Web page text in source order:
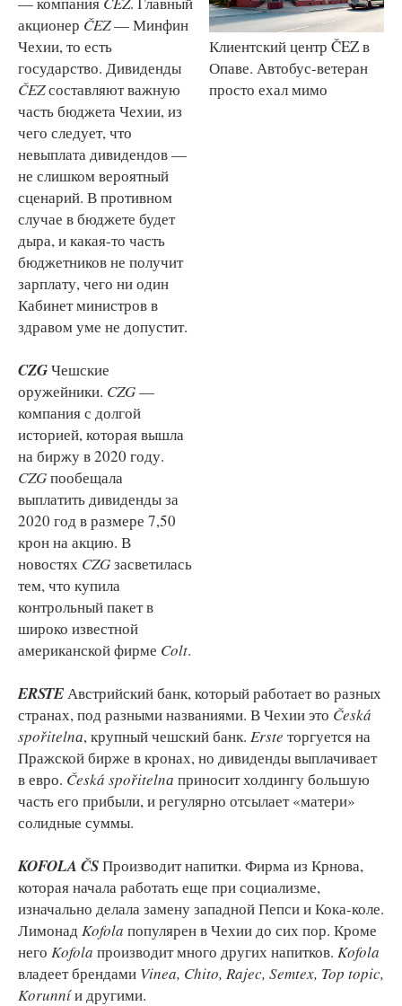
акционер ČEZ— Минфин
Чехии, то есть
государство. Дивиденды
ČEZсоставляют важную
часть бюджета Чехии, из
чего следует, что
невыплата дивидендов —
не слишком вероятный
сценарий. В противном
случае в бюджете будет
дыра, и какая-то часть
бюджетников не получит
зарплату, чего ни один
Кабинет министров в
здравом уме не допустит.
CZGЧешские
оружейники. CZG—
компания с долгой
историей, которая вышла
на биржу в 2020 году.
CZGпообещала
выплатить дивиденды за
2020 год в размере 7,50
крон на акцию. В
новостях CZGзасветилась
тем, что купила
контрольный пакет в
широко известной
американской фирме Colt.
Клиентский центр ČEZ в
Опаве. Автобус-ветеран
просто ехал мимо
ERSTEАвстрийский банк, который работает во разных
странах, под разными названиями. В Чехии это Česká
spořitelnа, крупный чешский банк. Erste торгуется на
Пражской бирже в кронах, но дивиденды выплачивает
в евро. Česká spořitelnа приносит холдингу большую
часть его прибыли, и регулярно отсылает «матери»
солидные суммы.
KOFOLA ČSПроизводит напитки. Фирма из Крнова,
которая начала работать еще при социализме,
изначально делала замену западной Пепси и Кока-коле.
ЛимонадKofola популярен в Чехии до сих пор. Кроме
него Kofola производит много других напитков. Kofola
владеет брендами Vinea, Chito, Rajec, Semtex, Top topic,
Korunníи другими.